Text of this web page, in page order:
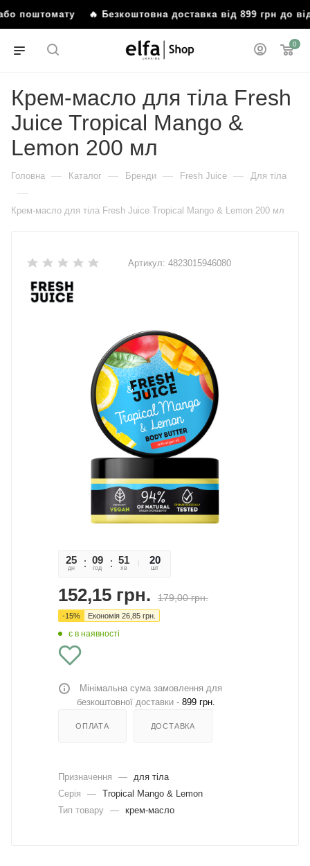
поштомату 🔥 Безкоштовна доставка від 899 грн до
0
Крем-масло для тіла Fresh
Juice Tropical Mango &
Lemon 200 мл
Головна — Каталог — Бренди — Fresh Juice — Для тіла
—
Крем-масло для тіла Fresh Juice Tropical Mango & Lemon 200 мл
Артикул: 4823015946080
25
дн
09
год
51
хв
03
сек
20
шт
152,15 грн. 179,00грн.
-15% Економія 26,85 грн.
є в наявності
Мінімальна сума замовлення для
безкоштовної доставки - 899 грн.
ОПЛАТА ДОСТАВКА
Призначення —
для тіла
Серія
— Tropical Mango & Lemon
Тип товару — крем-масло